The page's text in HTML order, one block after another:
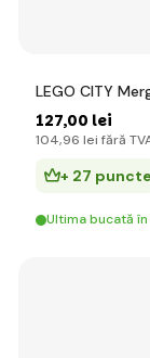
LEGO CITY
127,00 lei
104,96 lei fără
+ 27 puncte
Ultima bucată